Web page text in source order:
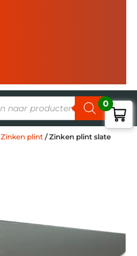
Zinken plint/ Zinken plint slate
0